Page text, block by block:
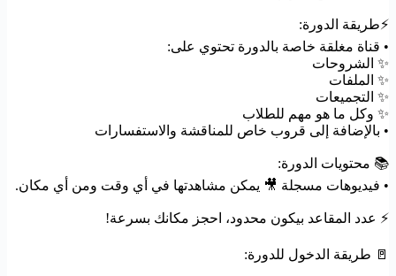
⚡️طريقة الدورة:
• قناة مغلقة خاصة بالدورة تحتوي على:
✨ الشروحات
✨ الملفات
✨ التجميعات
✨ وكل ما هو مهم للطلاب
• بالإضافة إلى قروب خاص للمناقشة والاستفسارات
📚 محتويات الدورة:
• فيديوهات مسجلة 🎥 يمكن مشاهدتها في أي وقت ومن أي مكان.
⚡️ عدد المقاعد بيكون محدود، احجز مكانك بسرعة!
🚪 طريقة الدخول للدورة: